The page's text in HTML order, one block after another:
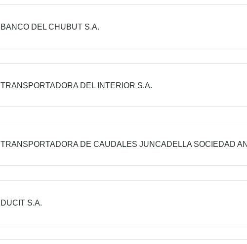
BANCO DEL CHUBUT S.A.
TRANSPORTADORA DEL INTERIOR S.A.
TRANSPORTADORA DE CAUDALES JUNCADELLA SOCIEDAD
DUCIT S.A.